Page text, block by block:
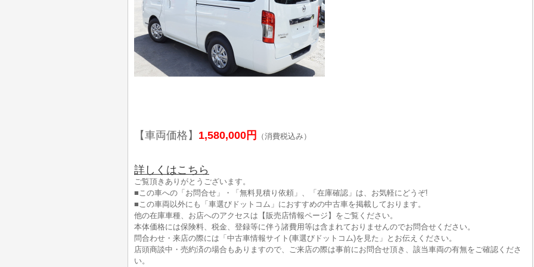
【車両価格】 1,580,000円 （消費税込み）
詳しくはこちら
ご覧頂きありがとうございます。
■この車への「お問合せ」・「無料見積り依頼」、「在庫確認」は、お気軽にどうぞ!
■この車両以外にも「車選びドットコム」におすすめの中古車を掲載しております。
他の在庫車種、お店へのアクセスは【販売店情報ページ】をご覧ください。
本体価格には保険料、税金、登録等に伴う諸費用等は含まれておりませんのでお問合せください。
問合わせ・来店の際には「中古車情報サイト(車選びドットコム)を見た」とお伝えください。
店頭商談中・売約済の場合もありますので、ご来店の際は事前にお問合せ頂き、該当車両の有無をご確認くださ
い。